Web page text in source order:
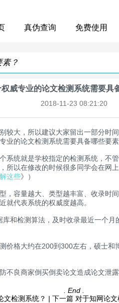
真伪查询 免费使用
素？
威专业的论文检测系统需要具
2018-11-23 08:21:20
较大，所以建议大家留出一部分
业的论文检测系统需要具备哪些要素
系统就是学校指定的检测系统，不
以在修改的时候很多同学会在
这些》）
容量越大、类型越丰富、收录时
就代表系统的权威度越高。
和检测算法，及时收录最近一个
价格大约在200到300左右，硕士
不良商家倒买倒卖论文造成论文泄露
. End .
文检测系统？ | 下一篇 对于知网论